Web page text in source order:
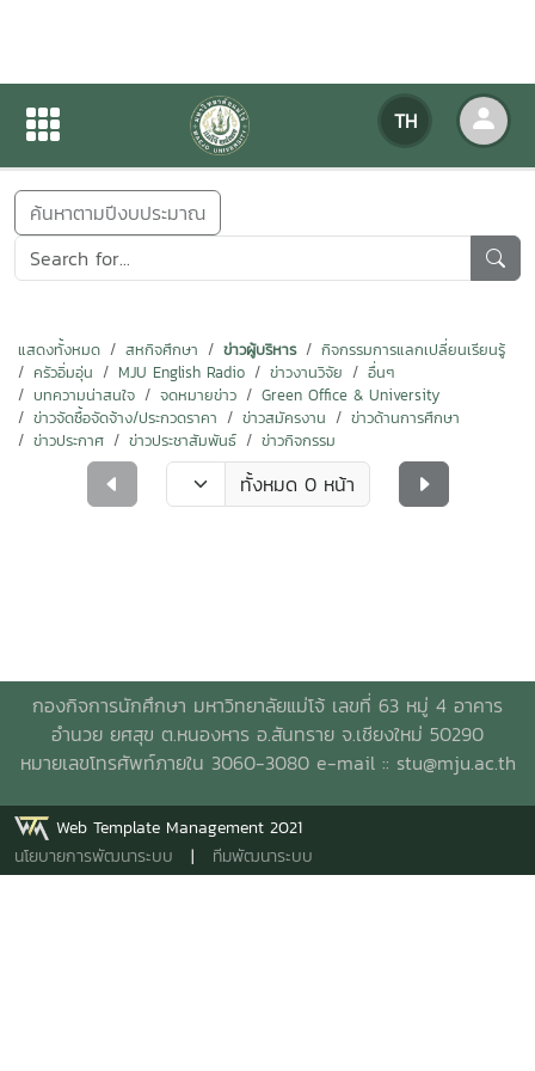
TH
ข่าวสารกิจกรรม
ค้นหาตามปีงบประมาณ
แสดงทั้งหมด สหกิจศึกษา ข่าวผู้บริหาร
กิจกรรมการแลกเปลี่ยนเรียนรู้
ครัวอิ่มอุ่น
MJU English Radio ข่าวงานวิจัย
อื่นๆ
บทความน่าสนใจ
จดหมายข่าว
Green Office & University
ข่าวจัดซื้อจัดจ้าง/ประกวดราคา
ข่าวสมัครงาน
ข่าวด้านการศึกษา
ข่าวประกาศ
ข่าวประชาสัมพันธ์ ข่าวกิจกรรม
ทั้งหมด 0 หน้า
กองกิจการนักศึกษา มหาวิทยาลัยแม่โจ้ เลขที่ 63 หมู่ 4 อาคาร
อำนวย ยศสุข ต.หนองหาร อ.สันทราย จ.เชียงใหม่ 50290
หมายเลขโทรศัพท์ภายใน 3060-3080 e-mail :: stu@mju.ac.th
Web Template Management 2021
นโยบายการพัฒนาระบบ | ทีมพัฒนาระบบ